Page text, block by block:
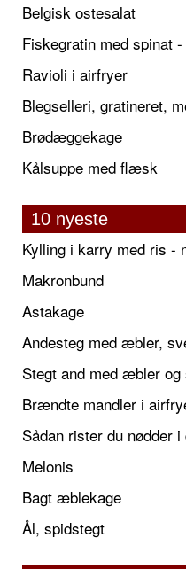
Belgisk ostesalat
Fiskegratin med spinat
Ravioli i airfryer
Blegselleri, gratineret,
Brødæggekage
Kålsuppe med flæsk
10 nyeste
Kylling i karry med ris -
Makronbund
Astakage
Stegt and med æbler
Brændte mandler i
Sådan rister du nødder
Melonis
Bagt æblekage
Ål, spidstegt